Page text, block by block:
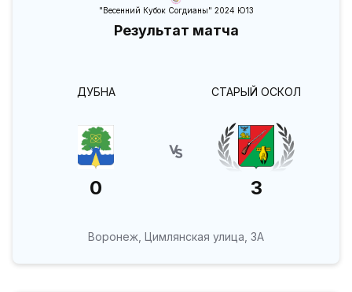
"Весенний Кубок Согдианы" 2024 Ю13
Результат матча
ДУБНА
0
СТАРЫЙ ОСКОЛ
3
Воронеж, Цимлянская улица, 3А